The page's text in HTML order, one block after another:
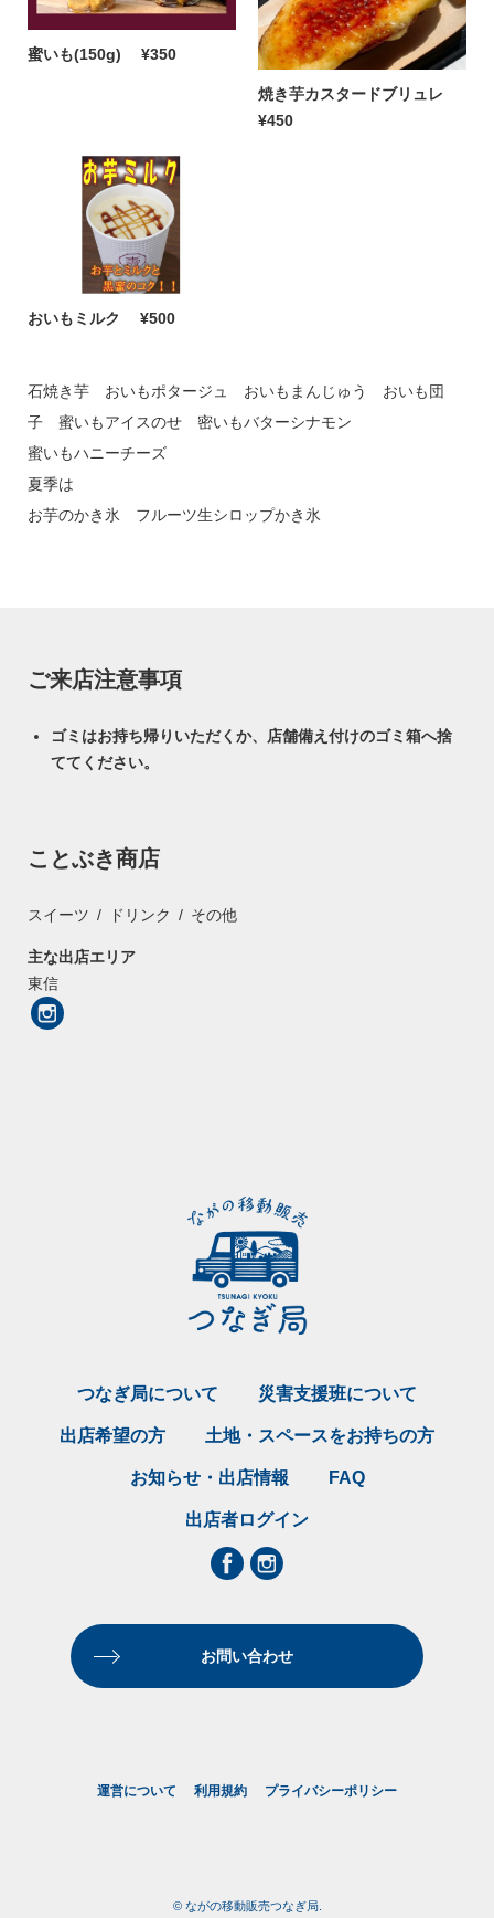
蜜いも(150g) ¥350
焼き芋カスタードブリュレ
¥450
おいもミルク ¥500
石焼き芋 おいもポタージュ おいもまんじゅう おいも団
子 蜜いもアイスのせ 密いもバターシナモン
蜜いもハニーチーズ
夏季は
お芋のかき氷 フルーツ生シロップかき氷
ご来店注意事項
ゴミはお持ち帰りいただくか、店舗備え付けのゴミ箱へ捨
ててください。
ことぶき商店
スイーツ ドリンク その他
主な出店エリア
東信
つなぎ局について 災害支援班について
出店希望の方 土地・スペースをお持ちの方
お知らせ・出店情報 FAQ
出店者ログイン
お問い合わせ
運営について 利用規約 プライバシーポリシー
© ながの移動販売つなぎ局.